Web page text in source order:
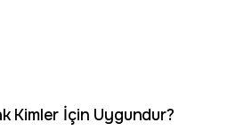
Kimler İçin Uygundur?